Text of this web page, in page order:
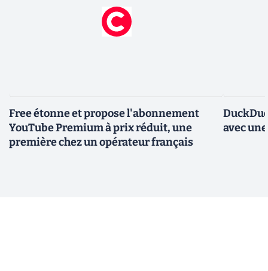
Free étonne et propose l'abonnement
YouTube Premium à prix réduit, une
première chez un opérateur français
avec